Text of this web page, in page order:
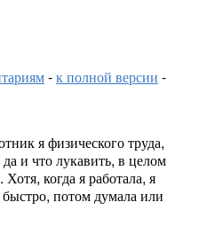
-к полной версии -
я физического труда,
и что лукавить, в целом
когда я работала, я
быстро, потом думала или